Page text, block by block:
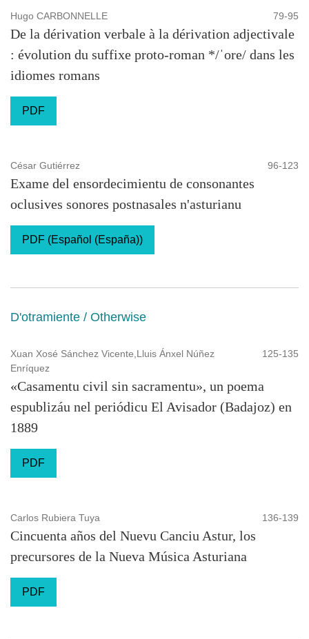
Hugo CARBONNELLE 79-95
De la dérivation verbale à la dérivation adjectivale
: évolution du suffixe proto-roman */ˈore/ dans les
idiomes romans
PDF
César Gutiérrez 96-123
Exame del ensordecimientu de consonantes
oclusives sonores postnasales n'asturianu
PDF (Español (España))
D'otramiente / Otherwise
Xuan Xosé Sánchez Vicente,Lluis Ánxel Núñez
Enríquez
125-135
«Casamentu civil sin sacramentu», un poema
espublizáu nel periódicu El Avisador (Badajoz) en
1889
PDF
Carlos Rubiera Tuya 136-139
Cincuenta años del Nuevu Canciu Astur, los
precursores de la Nueva Música Asturiana
PDF